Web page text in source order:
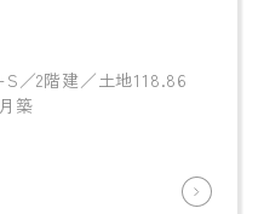
／2階建／土地118.86
築